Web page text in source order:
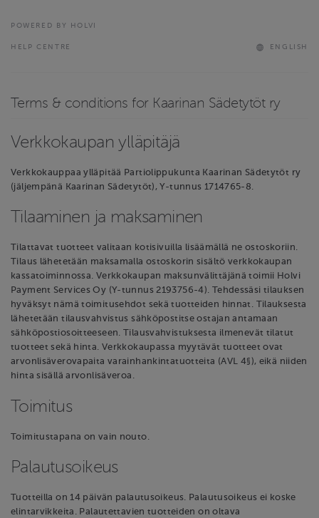
POWERED BY HOLVI
HELP CENTRE ENGLISH
Terms & conditions for Kaarinan Sädetytöt ry
Verkkokaupan ylläpitäjä
Verkkokauppaa ylläpitää Partiolippukunta Kaarinan Sädetytöt ry
(jäljempänä Kaarinan Sädetytöt), Y-tunnus 1714765-8.
Tilaaminen ja maksaminen
Tilattavat tuotteet valitaan kotisivuilla lisäämällä ne ostoskoriin.
Tilaus lähetetään maksamalla ostoskorin sisältö verkkokaupan
kassatoiminnossa. Verkkokaupan maksunvälittäjänä toimii Holvi
Payment Services Oy (Y-tunnus 2193756-4). Tehdessäsi tilauksen
hyväksyt nämä toimitusehdot sekä tuotteiden hinnat. Tilauksesta
lähetetään tilausvahvistus sähköpostitse ostajan antamaan
sähköpostiosoitteeseen. Tilausvahvistuksesta ilmenevät tilatut
tuotteet sekä hinta. Verkkokaupassa myytävät tuotteet ovat
arvonlisäverovapaita varainhankintatuotteita (AVL 4§), eikä niiden
hinta sisällä arvonlisäveroa.
Toimitus
Toimitustapana on vain nouto.
Palautusoikeus
Tuotteilla on 14 päivän palautusoikeus. Palautusoikeus ei koske
elintarvikkeita. Palautettavien tuotteiden on oltava